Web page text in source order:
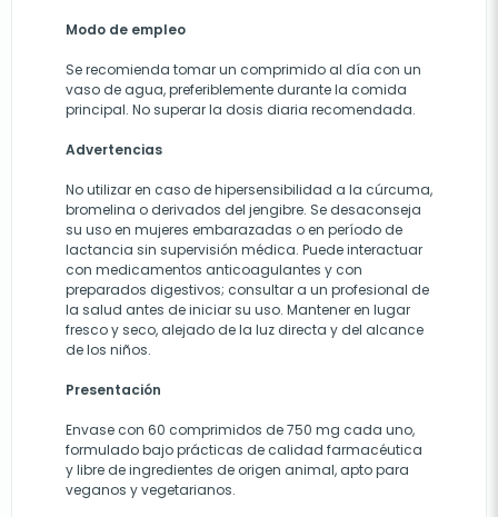
Modo de empleo
Se recomienda tomar un comprimido al día con un
vaso de agua, preferiblemente durante la comida
principal. No superar la dosis diaria recomendada.
Advertencias
No utilizar en caso de hipersensibilidad a la cúrcuma,
bromelina o derivados del jengibre. Se desaconseja
su uso en mujeres embarazadas o en período de
lactancia sin supervisión médica. Puede interactuar
con medicamentos anticoagulantes y con
preparados digestivos; consultar a un profesional de
la salud antes de iniciar su uso. Mantener en lugar
fresco y seco, alejado de la luz directa y del alcance
de los niños.
Presentación
Envase con 60 comprimidos de 750 mg cada uno,
formulado bajo prácticas de calidad farmacéutica
y libre de ingredientes de origen animal, apto para
veganos y vegetarianos.